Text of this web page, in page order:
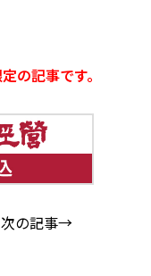
の記事です。
次の記事→